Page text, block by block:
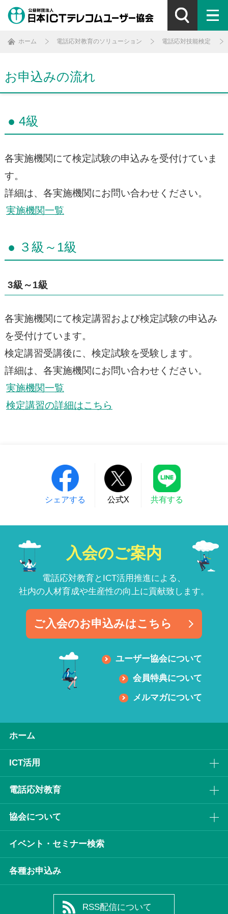
ホーム 電話応対教育のソリューション 電話応対技能検定
お申込みの流れ
● 4級
各実施機関にて検定試験の申込みを受付けていま
す。
詳細は、各実施機関にお問い合わせください。
実施機関一覧
● ３級～1級
3級～1級
各実施機関にて検定講習および検定試験の申込み
を受付けています。
検定講習受講後に、検定試験を受験します。
詳細は、各実施機関にお問い合わせください。
実施機関一覧
検定講習の詳細はこちら
シェアする 公式X 共有する
入会のご案内
電話応対教育とICT活用推進による、
社内の人材育成や生産性の向上に貢献致します。
ご入会のお申込みはこちら
ユーザー協会について
会員特典について
メルマガについて
ホーム
ICT活⽤
電話応対教育
協会について
イベント・セミナー検索
各種お申込み
RSS配信について